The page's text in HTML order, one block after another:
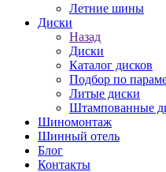
Летние шины
Диски
Назад
Диски
Каталог дисков
Подбор по
Литые диски
Штампованные
Шиномонтаж
Шинный отель
Блог
Контакты